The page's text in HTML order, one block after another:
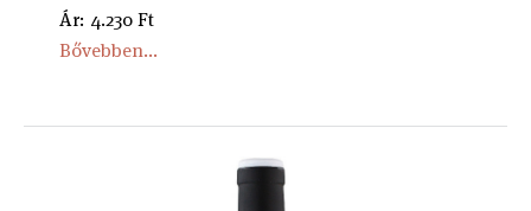
Ár: 4.230 Ft
Bővebben...